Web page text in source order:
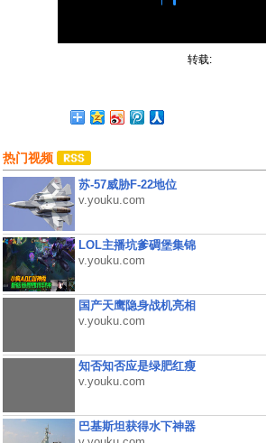
转载:
热门视频
苏-57威胁F-22地位
v.youku.com
LOL主播坑爹碉堡集锦
v.youku.com
国产天鹰隐身战机亮相
v.youku.com
知否知否应是绿肥红瘦
v.youku.com
巴基斯坦获得水下神器